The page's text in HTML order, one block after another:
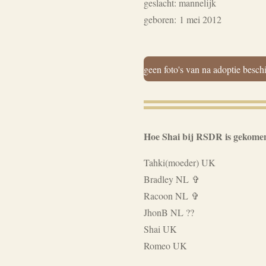
geslacht: mannelijk
geboren: 1 mei 2012
geen foto's van na adoptie
Hoe Shai bij RSDR is
Tahki(moeder) UK
Bradley NL ✞
Racoon NL ✞
JhonB NL ??
Shai UK
Romeo UK